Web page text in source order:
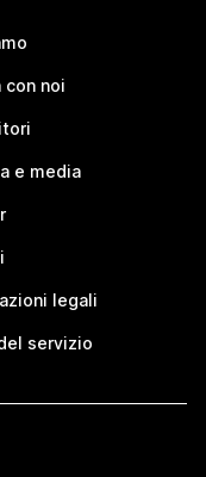
con noi
e media
legali
servizio